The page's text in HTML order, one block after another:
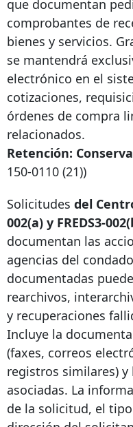
que documentan
comprobantes de
bienes y servicios.
se mantendrá
electrónico en el
cotizaciones,
órdenes de compra
relacionados.
Retención:
150-0110 (21))
Solicitudes del
002(a) y FREDS3-
documentan las
agencias del
documentadas
rearchivos,
y recuperaciones
Incluye la
(faxes, correos
registros similares) y
asociadas. La
de la solicitud, el